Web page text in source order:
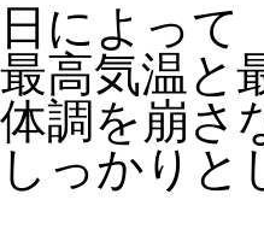
日によって
最高気温と
体調を崩さ
しっかりと